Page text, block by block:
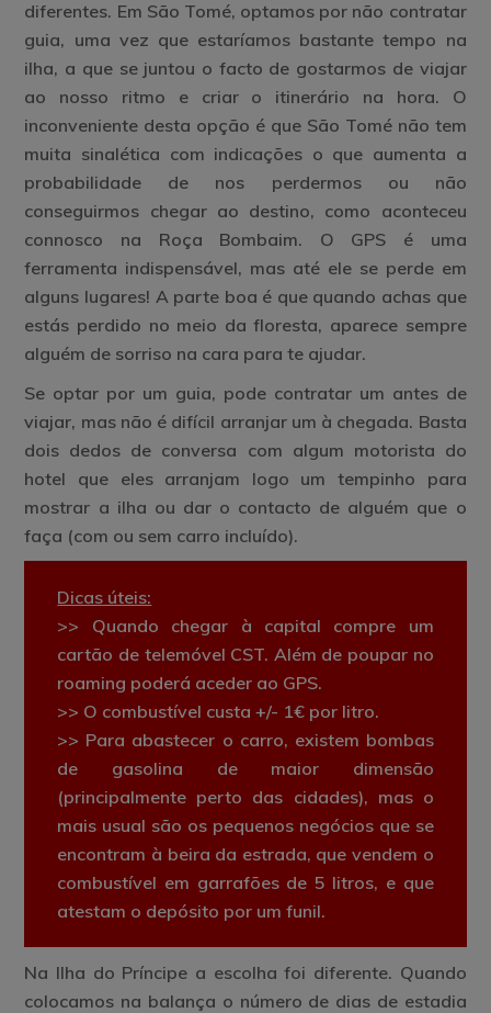
diferentes. Em São Tomé, optamos por não contratar
guia, uma vez que estaríamos bastante tempo na
ilha, a que se juntou o facto de gostarmos de viajar
ao nosso ritmo e criar o itinerário na hora. O
inconveniente desta opção é que São Tomé não tem
muita sinalética com indicações o que aumenta a
probabilidade de nos perdermos ou não
conseguirmos chegar ao destino, como aconteceu
connosco na Roça Bombaim. O GPS é uma
ferramenta indispensável, mas até ele se perde em
alguns lugares! A parte boa é que quando achas que
estás perdido no meio da floresta, aparece sempre
alguém de sorriso na cara para te ajudar.
Se optar por um guia, pode contratar um antes de
viajar, mas não é difícil arranjar um à chegada. Basta
dois dedos de conversa com algum motorista do
hotel que eles arranjam logo um tempinho para
mostrar a ilha ou dar o contacto de alguém que o
faça (com ou sem carro incluído).
Dicas úteis:
>> Quando chegar à capital compre um
cartão de telemóvel CST. Além de poupar no
roaming poderá aceder ao GPS.
>> O combustível custa +/- 1€ por litro.
>> Para abastecer o carro, existem bombas
de gasolina de maior dimensão
(principalmente perto das cidades), mas o
mais usual são os pequenos negócios que se
encontram à beira da estrada, que vendem o
combustível em garrafões de 5 litros, e que
atestam o depósito por um funil.
Na Ilha do Príncipe a escolha foi diferente. Quando
colocamos na balança o número de dias de estadia